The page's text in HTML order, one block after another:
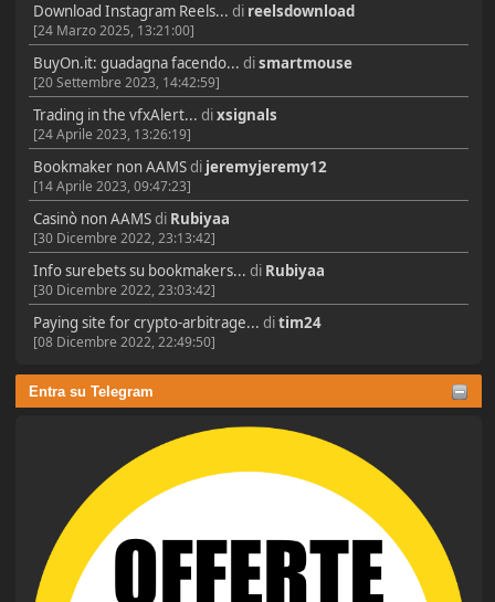
Download Instagram Reels... di reelsdownload
[24 Marzo 2025, 13:21:00]
BuyOn.it: guadagna facendo... dismartmouse
[20 Settembre 2023, 14:42:59]
Trading in the vfxAlert... dixsignals
[24 Aprile 2023, 13:26:19]
Bookmaker non AAMSdi jeremyjeremy12
[14 Aprile 2023, 09:47:23]
Casinò non AAMSdi Rubiyaa
[30 Dicembre 2022, 23:13:42]
Info surebets su bookmakers... di Rubiyaa
[30 Dicembre 2022, 23:03:42]
Paying site for crypto-arbitrage... ditim24
[08 Dicembre 2022, 22:49:50]
Entra su Telegram